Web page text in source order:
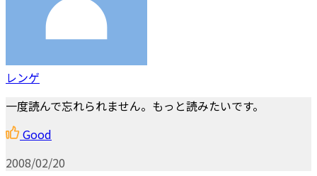
レンゲ
一度読んで忘れられません。もっと読みたいです。
Good
2008/02/20